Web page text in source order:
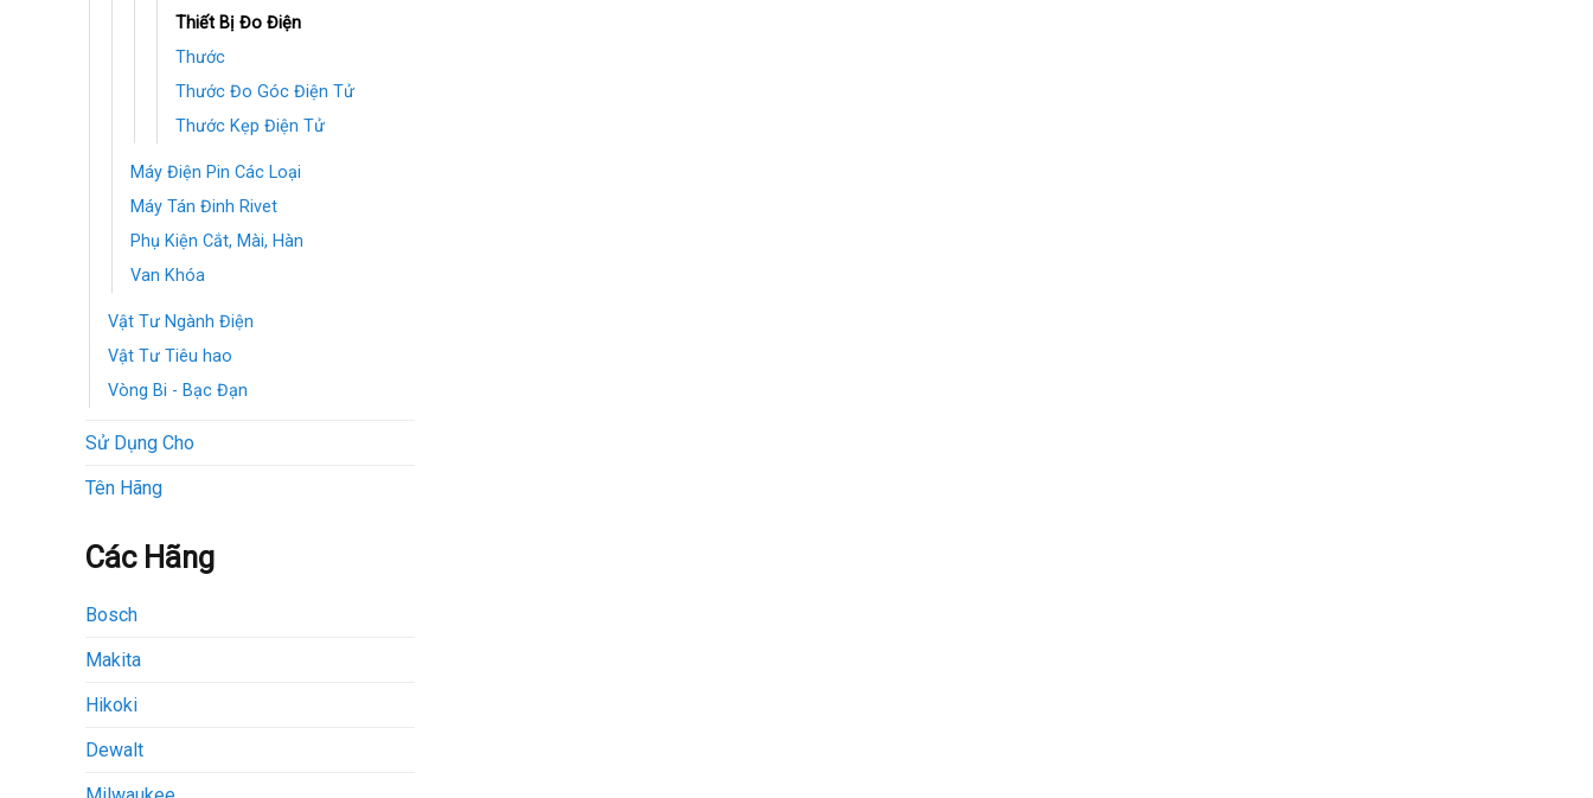
Thiết Bị Đo Điện
Thước
Thước Đo Góc Điện Tử
Thước Kẹp Điện Tử
Máy Điện Pin Các Loại
Máy Tán Đinh Rivet
Phụ Kiện Cắt, Mài, Hàn
Van Khóa
Vật Tư Ngành Điện
Vật Tư Tiêu hao
Vòng Bi - Bạc Đạn
Sử Dụng Cho
Tên Hãng
Các Hãng
Bosch
Makita
Hikoki
Dewalt